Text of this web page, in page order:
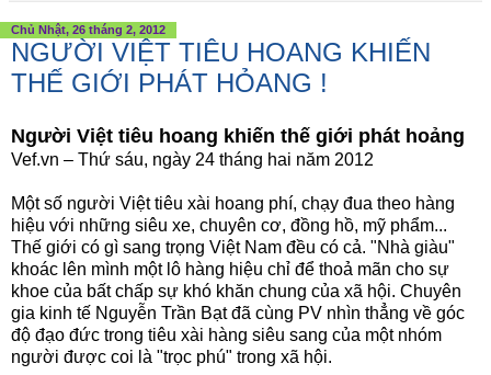
Chủ Nhật, 26 tháng 2, 2012
NGƯỜI VIỆT TIÊU HOANG KHIẾN
THẾ GIỚI PHÁT HỎANG !
Người Việt tiêu hoang khiến thế giới phát hoảng
Vef.vn – Thứ sáu, ngày 24 tháng hai năm 2012
Một số người Việt tiêu xài hoang phí, chạy đua theo hàng
hiệu với những siêu xe, chuyên cơ, đồng hồ, mỹ phẩm...
Thế giới có gì sang trọng Việt Nam đều có cả. "Nhà giàu"
khoác lên mình một lô hàng hiệu chỉ để thoả mãn cho sự
khoe của bất chấp sự khó khăn chung của xã hội. Chuyên
gia kinh tế Nguyễn Trần Bạt đã cùng PV nhìn thẳng về góc
độ đạo đức trong tiêu xài hàng siêu sang của một nhóm
người được coi là "trọc phú" trong xã hội.